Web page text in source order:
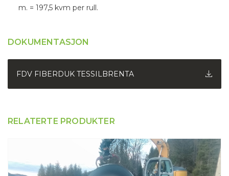
m. = 197,5 kvm per rull.
DOKUMENTASJON
FDV FIBERDUK TESSILBRENTA
RELATERTE PRODUKTER